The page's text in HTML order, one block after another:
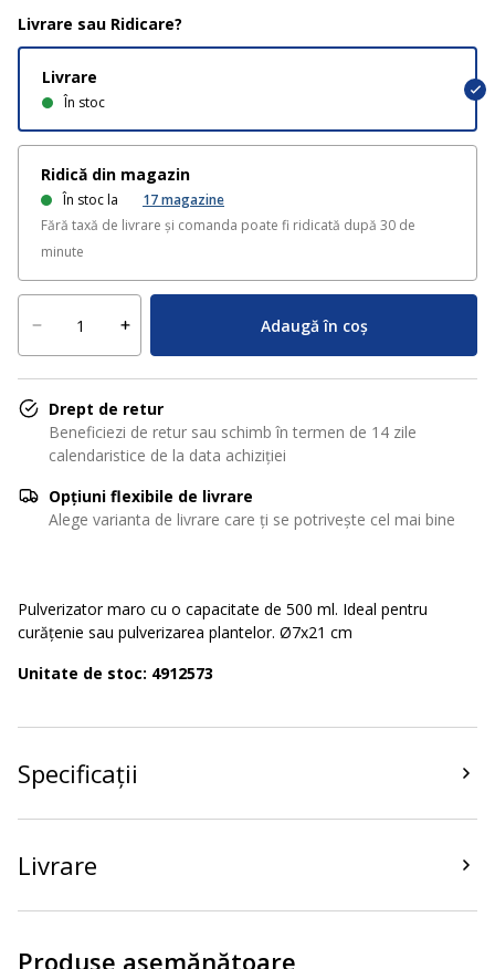
Livrare sau Ridicare?
Livrare
În stoc
Ridică din magazin
În stoc la 17magazine
Fără taxă de livrare și comanda poate fi ridicată după 30 de
minute
Adaugă în coș
Drept de retur
Beneficiezi de retur sau schimb în termen de 14 zile
calendaristice de la data achiziției
Opțiuni flexibile de livrare
Alege varianta de livrare care ți se potrivește cel mai bine
Pulverizator maro cu o capacitate de 500 ml. Ideal pentru
curățenie sau pulverizarea plantelor. Ø7x21 cm
Unitate de stoc: 4912573
Specificații
Livrare
Produse asemănătoare